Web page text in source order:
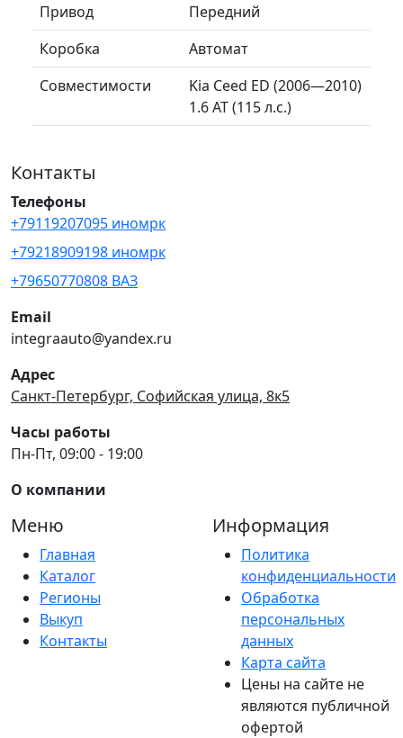
Привод
Передний
Коробка
Автомат
Совместимости
Kia Ceed ED (2006—2010)
1.6 AT (115 л.с.)
Контакты
Телефоны
+79119207095 иномрк
+79218909198 иномрк
+79650770808 ВАЗ
Email
integraauto@yandex.ru
Адрес
Санкт-Петербург, Софийская улица, 8к5
Часы работы
Пн-Пт, 09:00 - 19:00
О компании
Меню
Главная
Каталог
Регионы
Выкуп
Контакты
Информация
Политика
конфиденциальности
Обработка
персональных
данных
Карта сайта
Цены на сайте не
являются публичной
офертой